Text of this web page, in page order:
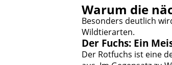
Warum die
Besonders deutlich
Wildtierarten.
Der Fuchs: Ein
Der Rotfuchs ist eine